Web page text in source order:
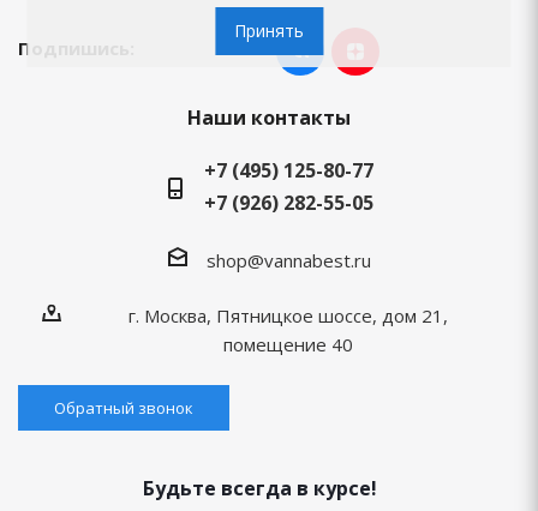
Подпишись:
Наши контакты
+7 (495) 125-80-77
+7 (926) 282-55-05
shop@vannabest.ru
г. Москва, Пятницкое шоссе, дом 21,
помещение 40
Обратный звонок
Будьте всегда в курсе!
Принять